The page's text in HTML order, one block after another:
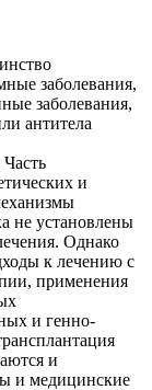
заболевания,
заболевания,
антитела
и
не установлены
Однако
к лечению с
применения
и генно-
и
и медицинские